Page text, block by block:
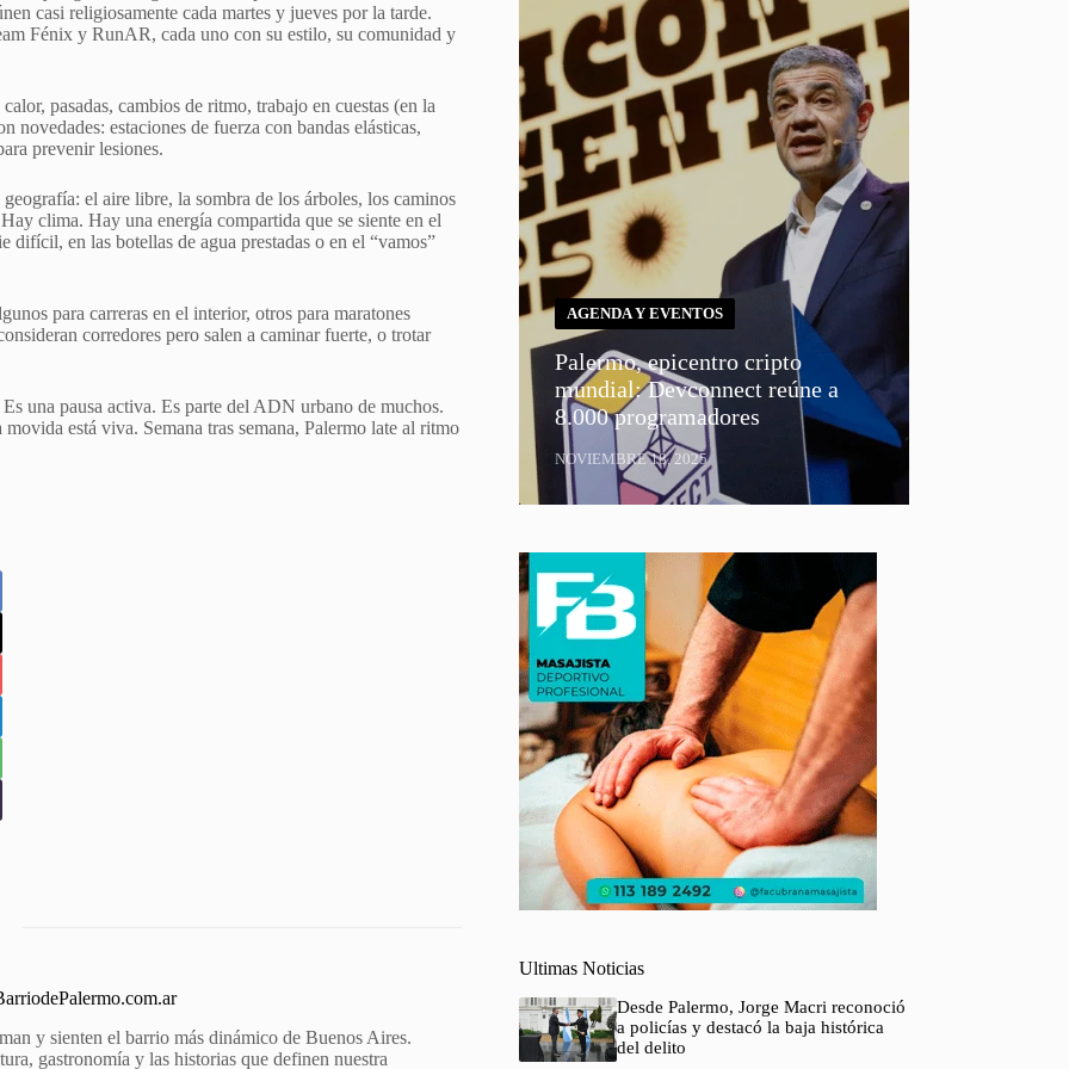
casi religiosamente cada martes y jueves por la tarde.
Fénix y RunAR, cada uno con su estilo, su comunidad y
pasadas, cambios de ritmo, trabajo en cuestas (en la
estaciones de fuerza con bandas elásticas,
prevenir lesiones.
el aire libre, la sombra de los árboles, los caminos
clima. Hay una energía compartida que se siente en el
difícil, en las botellas de agua prestadas o en el “vamos”
para carreras en el interior, otros para maratones
corredores pero salen a caminar fuerte, o trotar
una pausa activa. Es parte del ADN urbano de muchos.
está viva. Semana tras semana, Palermo late al ritmo
y sienten el barrio más dinámico de Buenos Aires.
gastronomía y las historias que definen nuestra
AGENDA Y EVENTOS
Palermo, epicentro cripto
mundial: Devconnect reúne a
8.000 programadores
NOVIEMBRE 18, 2025
Ultimas Noticias
Desde Palermo, Jorge Macri reconoció
a policías y destacó la baja histórica
del delito